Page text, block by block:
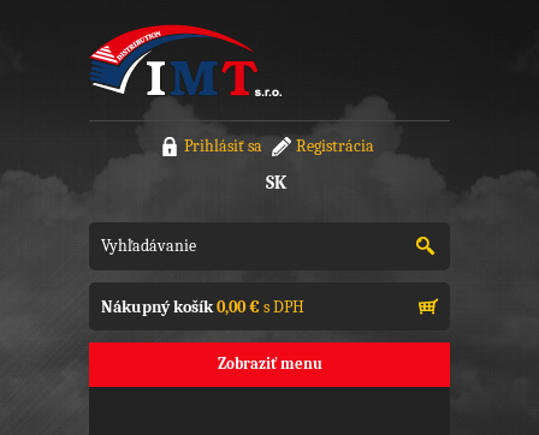
Prihlásiť sa Registrácia
SK
Nákupný košík0,00 €s DPH
Zobraziť menu